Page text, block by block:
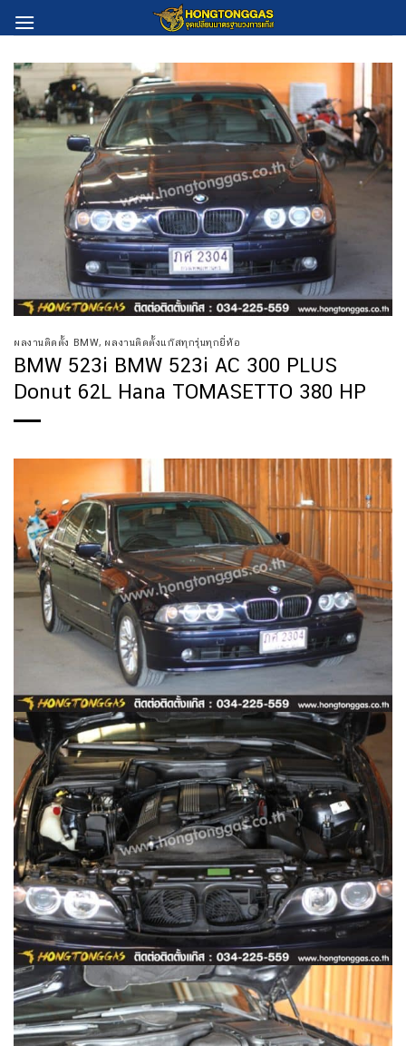
to
ผลงานติดตั้ง BMW, ผลงานติดตั้งแก๊สทุกรุ่นทุกยี่ห้อ
BMW 523i BMW 523i AC 300 PLUS
Donut 62L Hana TOMASETTO 380 HP